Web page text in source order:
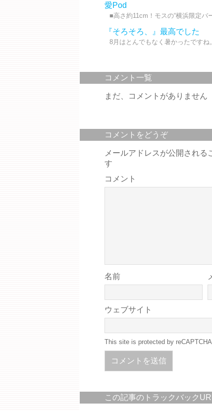
愛Pod
■高さ約11cm！モスの“横浜限定バ
『そろそろ、』最高でした
8月はとんでもなく暑かったですね
コメント一覧
まだ、コメントがありません
コメントをどうぞ
メールアドレスが公開される
す
コメント
名前
ウェブサイト
This site is protected by
この記事のトラックバックURL